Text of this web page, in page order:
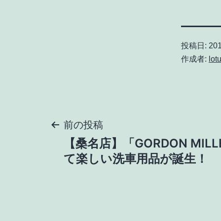
投稿日:
作成者:
投
稿
前の投稿
【桑名店】「GORDON
て楽しい洗車用品が誕生！